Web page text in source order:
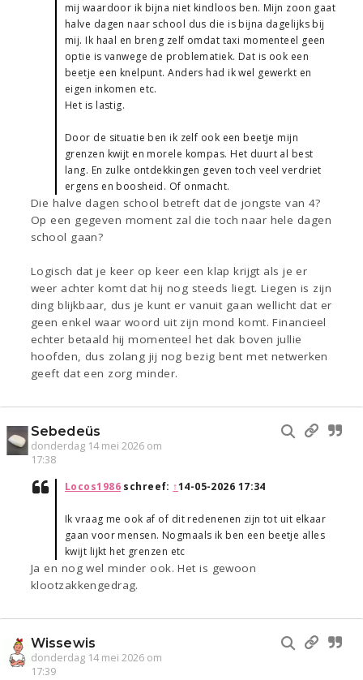
mij waardoor ik bijna niet kindloos ben. Mijn zoon gaat
halve dagen naar school dus die is bijna dagelijks bij
mij. Ik haal en breng zelf omdat taxi momenteel geen
optie is vanwege de problematiek. Dat is ook een
beetje een knelpunt. Anders had ik wel gewerkt en
eigen inkomen etc.
Het is lastig.
Door de situatie ben ik zelf ook een beetje mijn
grenzen kwijt en morele kompas. Het duurt al best
lang. En zulke ontdekkingen geven toch veel verdriet
ergens en boosheid. Of onmacht.
Die halve dagen school betreft dat de jongste van 4?
Op een gegeven moment zal die toch naar hele dagen
school gaan?
Logisch dat je keer op keer een klap krijgt als je er
weer achter komt dat hij nog steeds liegt. Liegen is zijn
ding blijkbaar, dus je kunt er vanuit gaan wellicht dat er
geen enkel waar woord uit zijn mond komt. Financieel
echter betaald hij momenteel het dak boven jullie
hoofden, dus zolang jij nog bezig bent met netwerken
geeft dat een zorg minder.
Sebedeüs
donderdag 14 mei 2026 om
17:38
Locos1986schreef: ↑14-05-2026 17:34
Ik vraag me ook af of dit redenenen zijn tot uit elkaar
gaan voor mensen. Nogmaals ik ben een beetje alles
kwijt lijkt het grenzen etc
Ja en nog wel minder ook. Het is gewoon
klootzakkengedrag.
Wissewis
donderdag 14 mei 2026 om
17:39